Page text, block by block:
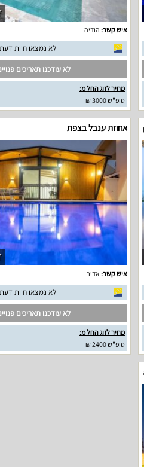
איש קשר: הודיה
לא נמצאו חוות דעת
לא עודכנו תאריכים
מחיר לזוג החל מ:
סופ"ש 3000 ₪
אחוזת ענבל בצפת
איש קשר: אדיר
לא נמצאו חוות דעת
לא עודכנו תאריכים
מחיר לזוג החל מ:
סופ"ש 2400 ₪